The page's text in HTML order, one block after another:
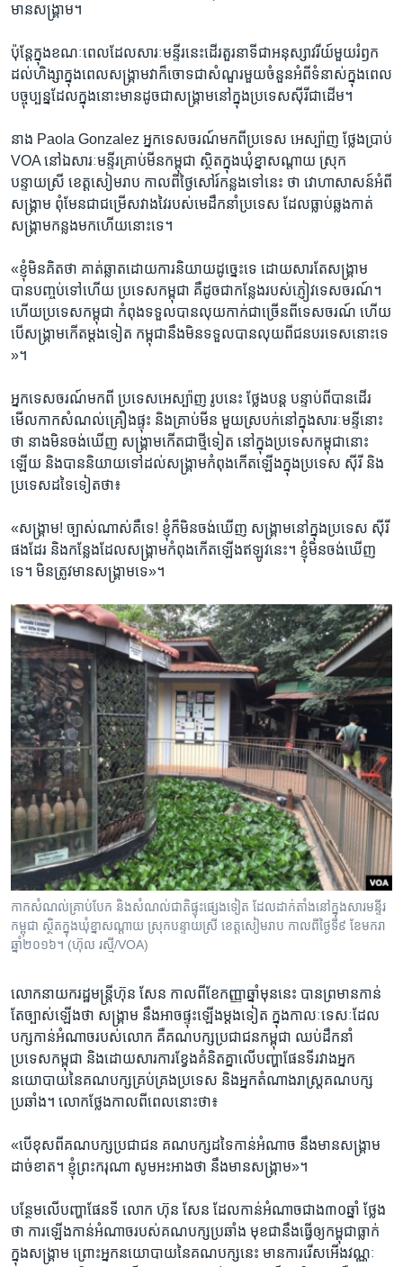
មានសង្គ្រាម។
ប៉ុន្តែ​ក្នុងខណៈពេល​ដែល​សារៈមន្ទីរនេះ​ដើរ​តួរនាទី​ជា​អនុស្សាវរីយ៍​មួយ​រំឭក​
ដល់​ហិង្សា​ក្នុង​ពេល​សង្គ្រាម​វាក៏​ចោទ​ជា​សំណួរ​មួយ​ចំនួនអំពី​ទំនាស់​ក្នុងពេល​
បច្ចុប្បន្ន​ដែល​ក្នុង​នោះ​មានដូចជា​សង្គ្រាម​នៅ​ក្នុង​ប្រទេស​ស៊ីរី​ជាដើម។​
នាង​ Paola ​Gonzalez ​អ្នក​ទេសចរណ៍​មកពី​ប្រទេស​ អេស្ប៉ាញ​ ថ្លែង​ប្រាប់​
VOA នៅ​ឯសារៈ​មន្ទីរ​គ្រាប់​មីន​កម្ពុជា​ ស្ថិត​ក្នុង​ឃុំ​ខ្នា​សណ្តាយ​ ស្រុក​
បន្ទាយស្រី​ ខេត្ត​សៀម​រាប​ កាល​ពី​ថ្ងៃសៅរ៍​កន្លង​ទៅ​នេះ​ ថា​ វោហាសាសន៍​អំពី​
សង្គ្រាម​ ពុំមែន​ជា​ជម្រើស​វាង​វៃ​របស់​មេដឹកនាំ​ប្រទេស​ ដែល​ធ្លាប់​ឆ្លង​កាត់​
សង្គ្រាមកន្លង​មកហើយនោះ​ទេ​។​
«​ខ្ញុំ​មិន​គិតថា​ គាត់ឆ្លាត​ដោយការ​និយាយ​ដូច្នេះ​ទេ​ ដោយសារ​តែ​សង្គ្រាម​
បាន​បញ្ចប់​ទៅហើយ​ ប្រទេសកម្ពុជា​ គឺ​ដូច​ជា​កន្លែង​របស់​ភ្ញៀវ​ទេស​ចរណ៍។​
ហើយ​ប្រទេស​កម្ពុជា​ កំពុង​ទទួល​បាន​លុយកាក់​ជា​ច្រើនពីទេសចរណ៍​ ហើយ​
បើ​សង្គ្រាម​កើត​ម្តង​ទៀត​ កម្ពុជា​នឹង​មិន​ទទួល​បាន​លុយ​ពី​ជនបរទេស​នោះ​ទេ​
»។​
អ្នក​ទេសចរណ៍​មក​ពី​ ប្រទេស​អេស្ប៉ាញ​ រូបនេះ ថ្លែង​បន្ត​ បន្ទាប់​ពី​បាន​ដើរ​
មើល​កាកសំណល់​គ្រឿងផ្ទុះ​ និង​គ្រាប់​មីន ​មួយ​ស្របក់នៅ​ក្នុង​សារៈ​មន្ទីនោះ​
ថា​ នាង​មិន​ចង់​ឃើញ​ សង្គ្រាម​កើត​ជាថ្មី​ទៀត នៅ​ក្នុង​ប្រទេស​កម្ពុជា​នោះ​
ឡើយ និង​បាននិយាយ​ទៅ​ដល់​សង្គ្រាម​កំពុង​កើតឡើងក្នុង​ប្រទេស​ ស៊ីរី​ និង​
ប្រទេស​ដទៃ​ទៀត​ថា៖​
«សង្គ្រាម​!​ ច្បាស់​ណាស់​គឺទេ! ខ្ញុំក៏​មិន​ចង់​ឃើញ​ សង្គ្រាម​នៅ​ក្នុង​ប្រទេស​ ស៊ីរី​
ផងដែរ​ និង​កន្លែង​ដែល​សង្គ្រាម​កំពុង​កើត​ឡើង​ឥឡូវ​នេះ។ ខ្ញុំ​មិន​ចង់​ឃើញ​
ទេ។​ មិនត្រូវ​មាន​សង្គ្រាម​ទេ»។​
កាក​សំណល់​គ្រាប់​បែក ​និង​សំណល់​ជាតិ​ផ្ទុះ​ផ្សេង​ទៀត ដែល​ដាក់​តាំង​នៅ​ក្នុង​សារមន្ទីរ​
កម្ពុជា​ ស្ថិត​ក្នុង​ឃុំ​ខ្នាសណ្តាយ​ ស្រុក​បន្ទាយ​ស្រី​ ខេត្ត​សៀមរាប កាល​ពី​ថ្ងៃទី៩ ខែ​មករា
ឆ្នាំ​២០១៦។​ (ហ៊ុល រស្មី/VOA)
លោក​នាយក​រដ្ឋមន្ត្រី​ហ៊ុន សែន ​កាល​ពីខែកញ្ញា​ឆ្នាំ​មុន​នេះ​ ​បាន​ព្រមានកាន់​
តែច្បាស់​ឡើងថា​ សង្គ្រាម​ នឹង​អាច​ផ្ទុះឡើង​ម្តងទៀត​ ក្នុង​កាលៈ​ទេសៈ​ដែល​
បក្ស​កាន់​អំណាច​របស់​លោក គឺ​គណ​បក្ស​ប្រជាជន​កម្ពុជា​ ​ឈប់​ដឹកនាំ​
ប្រទេស​កម្ពុជា ​និង​ដោយ​សារ​ការខ្វែង​គំនិត​គ្នា​លើ​បញ្ហា​ផែន​ទី​រវាង​អ្នក​
នយោបាយ​នៃ​គណបក្ស​គ្រប់​គ្រង​ប្រទេស​ និងអ្នក​តំណាង​រាស្រ្តគណបក្ស​
ប្រឆាំង​។​ លោក​ថ្លែង​កាល​ពី​ពេល​នោះ​ថា​៖​ ​
«​បើ​ខុសពី​គណបក្ស​ប្រជា​ជន​ គណបក្ស​ដទៃ​កាន់​អំណាច​ នឹង​មាន​សង្គ្រាម​
ដាច់​ខាត​។ ខ្ញុំ​ព្រះករុណា​ សូម​អះ​អាង​ថា​ នឹង​មាន​សង្គ្រាម​»។​
បន្ថែម​លើបញ្ហា​ផែនទី​ លោក​ ហ៊ុន សែន ដែល​កាន់​អំណាច​ជាង​៣០​ឆ្នាំ​ ថ្លែង​
ថា​ ការឡើង​កាន់​អំណាច​របស់​គណបក្ស​ប្រឆាំង​ មុខ​ជា​នឹងធ្វើ​ឲ្យ​កម្ពុជា​ធ្លាក់​
ក្នុង​សង្គ្រាម​ ព្រោះ​អ្នក​នយោ​បាយ​នៃ​គណ​បក្សនេះ​ មាន​ការ​រើសអើង​វណ្ណៈ​